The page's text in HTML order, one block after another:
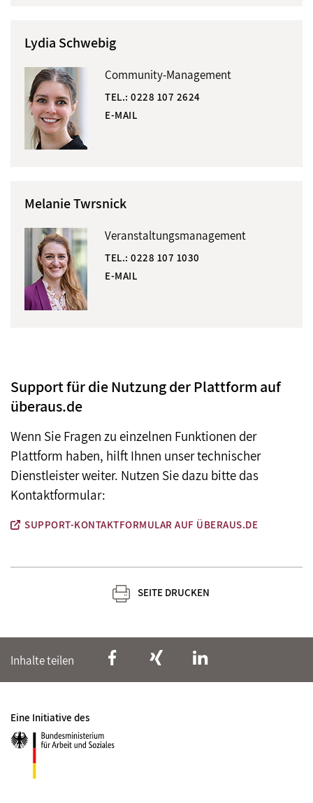
Lydia Schwebig
Community-Management
TEL.: 0228 107 2624
E-MAIL
Melanie Twrsnick
Veranstaltungsmanagement
TEL.: 0228 107 1030
E-MAIL
Support für die Nutzung der Plattform auf
überaus.de
Wenn Sie Fragen zu einzelnen Funktionen der
Plattform haben, hilft Ihnen unser technischer
Dienstleister weiter. Nutzen Sie dazu bitte das
Kontaktformular:
SUPPORT-KONTAKTFORMULAR AUF ÜBERAUS.DE
SEITE DRUCKEN
Inhalte teilen
Eine Initiative des